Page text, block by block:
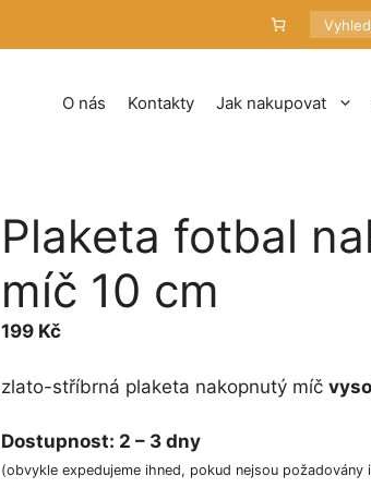
Hledat
O nás Kontakty Jak nakupovat
Plaketa fotbal
míč 10 cm
199 Kč
zlato-stříbrná plaketa nakopnutý míč
Dostupnost: 2 – 3 dny
(obvykle expedujeme ihned, pokud nejsou